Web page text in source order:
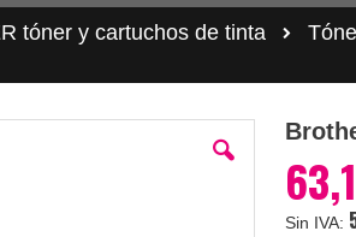
tóner y cartuchos de tinta